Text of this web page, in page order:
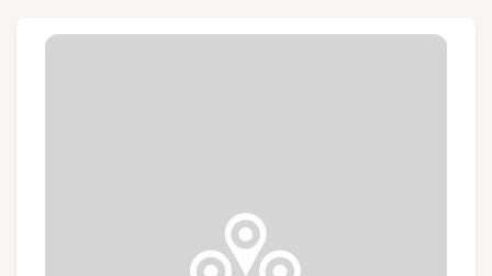
Presse